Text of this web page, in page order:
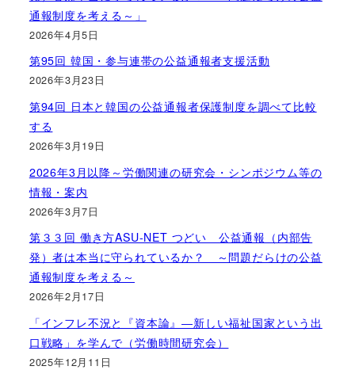
通報制度を考える～」
2026年4月5日
第95回 韓国・参与連帯の公益通報者支援活動
2026年3月23日
第94回 日本と韓国の公益通報者保護制度を調べて比較
する
2026年3月19日
2026年3月以降～労働関連の研究会・シンポジウム等の
情報・案内
2026年3月7日
第３３回 働き方ASU-NET つどい 公益通報（内部告
発）者は本当に守られているか？ ～問題だらけの公益
通報制度を考える～
2026年2月17日
「インフレ不況と『資本論』―新しい福祉国家という出
口戦略」を学んで（労働時間研究会）
2025年12月11日